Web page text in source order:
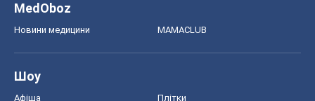
MedOboz
Новини медицини MAMACLUB
Шоу
Афіша Плітки